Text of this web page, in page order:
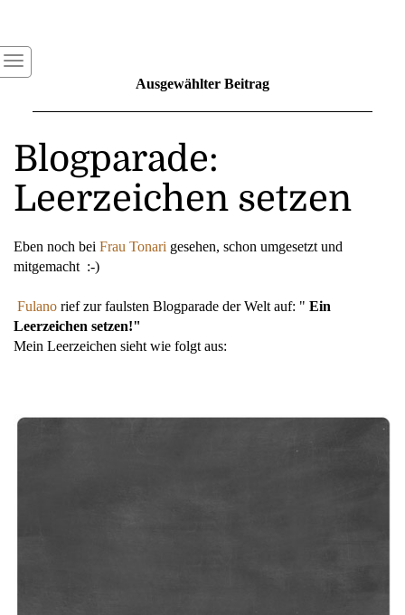
Ausgewählter Beitrag
Blogparade:
Leerzeichen setzen
Eben noch bei Frau Tonari gesehen, schon umgesetzt und
mitgemacht :-)
Fulano rief zur faulsten Blogparade der Welt auf: " Ein
Leerzeichen setzen!"
Mein Leerzeichen sieht wie folgt aus: